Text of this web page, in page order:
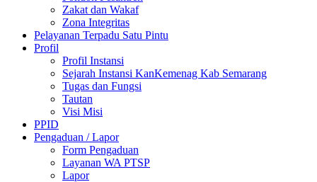
Zakat dan Wakaf
Zona Integritas
Pelayanan Terpadu Satu Pintu
Profil
Profil Instansi
Sejarah Instansi KanKemenag Kab Semarang
Tugas dan Fungsi
Tautan
Visi Misi
PPID
Pengaduan / Lapor
Form Pengaduan
Layanan WA PTSP
Lapor